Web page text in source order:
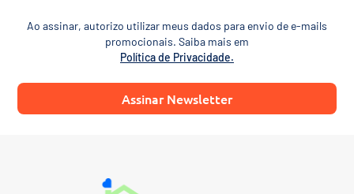
Ao assinar, autorizo utilizar meus dados para envio de e-mails
promocionais. Saiba mais em
Política de Privacidade.
Assinar Newsletter